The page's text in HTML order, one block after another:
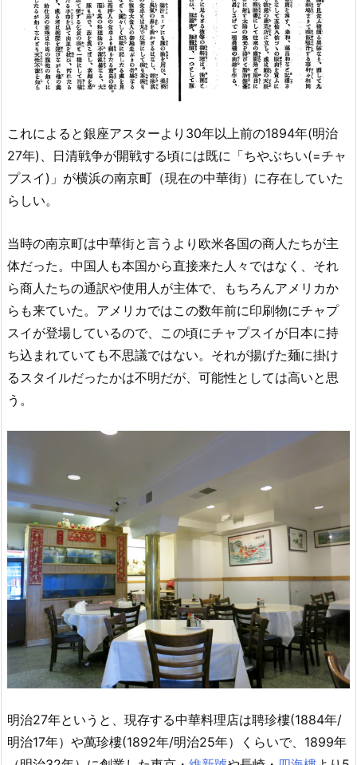
これによると銀座アスターより30年以上前の1894年(明治
27年)、日清戦争が開戦する頃には既に「ちやぶちい(=チャ
プスイ)」が横浜の南京町（現在の中華街）に存在していた
らしい。
当時の南京町は中華街と言うより欧米各国の商人たちが主
体だった。中国人も本国から直接来た人々ではなく、それ
ら商人たちの通訳や使用人が主体で、もちろんアメリカか
らも来ていた。アメリカではこの数年前に印刷物にチャプ
スイが登場しているので、この頃にチャプスイが日本に持
ち込まれていても不思議ではない。それが揚げた麺に掛け
るスタイルだったかは不明だが、可能性としては高いと思
う。
明治27年というと、現存する中華料理店は聘珍樓(1884年/
明治17年）や萬珍樓(1892年/明治25年）くらいで、1899年